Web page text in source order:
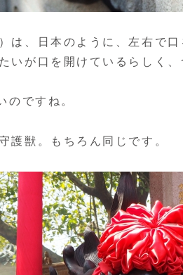
は、日本のように、左右で
いが口を開けているらしく、
のですね。
護獣。もちろん同じです。